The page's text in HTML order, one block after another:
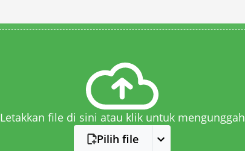
Letakkan file di sini atau klik untuk mengunggah
Pilih file